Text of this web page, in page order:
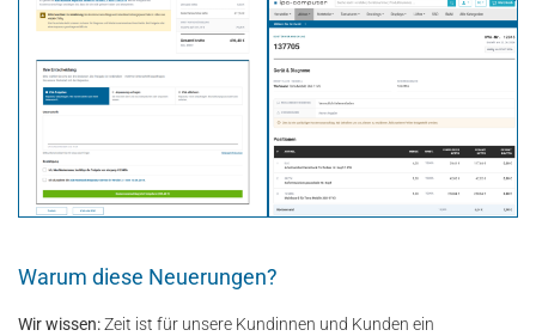
Warum diese Neuerungen?
Wir wissen:Zeit ist für unsere Kundinnen und Kunden ein